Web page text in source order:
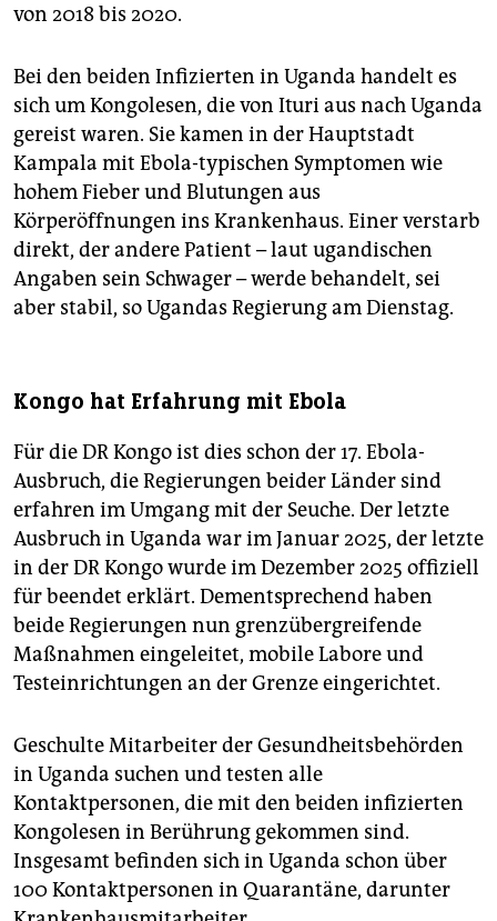
von 2018 bis 2020.
Bei den beiden Infizierten in Uganda handelt es
sich um Kongolesen, die von Ituri aus nach Uganda
gereist waren. Sie kamen in der Hauptstadt
Kampala mit Ebola-typischen Symptomen wie
hohem Fieber und Blutungen aus
Körperöffnungen ins Krankenhaus. Einer verstarb
direkt, der andere Patient – laut ugandischen
Angaben sein Schwager – werde behandelt, sei
aber stabil, so Ugandas Regierung am Dienstag.
Kongo hat Erfahrung mit Ebola
Für die DR Kongo ist dies schon der 17. Ebola-
Ausbruch, die Regierungen beider Länder sind
erfahren im Umgang mit der Seuche. Der letzte
Ausbruch in Uganda war im Januar 2025, der letzte
in der DR Kongo wurde im Dezember 2025 offiziell
für beendet erklärt. Dementsprechend haben
beide Regierungen nun grenzübergreifende
Maßnahmen eingeleitet, mobile Labore und
Testeinrichtungen an der Grenze eingerichtet.
Geschulte Mitarbeiter der Gesundheitsbehörden
in Uganda suchen und testen alle
Kontaktpersonen, die mit den beiden infizierten
Kongolesen in Berührung gekommen sind.
Insgesamt befinden sich in Uganda schon über
100 Kontaktpersonen in Quarantäne, darunter